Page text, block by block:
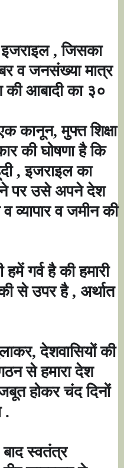
,जिसका
व जनसंख्या मात्र
की आबादी का ३०
कानून,मुफ्त शिक्षा
की घोषणा है कि
,इजराइल का
पर उसे अपने देश
व जमीन की
गर्व है की हमारी
से उपर है , अर्थात
,देशवासियों की
से हमारा देश
होकर चंद दिनों
.
स्वतंत्र